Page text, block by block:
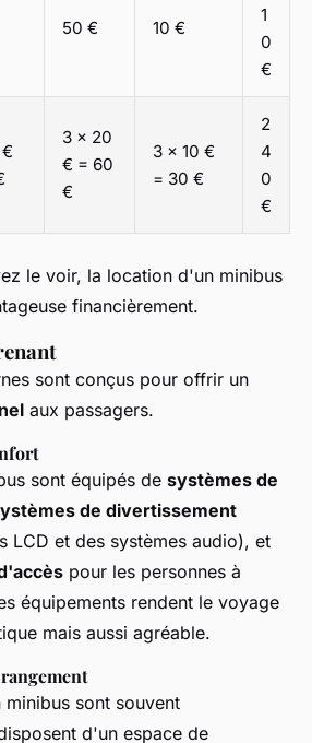
50 € 10 €
1
0
€
3 x 20
€ = 60
€
3 x 10 €
= 30 €
2
4
0
€
le voir, la location d'un minibus
financièrement.
sont conçus pour offrir un
aux passagers.
sont équipés de systèmes de
de divertissement
LCD et des systèmes audio), et
pour les personnes à
équipements rendent le voyage
mais aussi agréable.
rangement
minibus sont souvent
d'un espace de